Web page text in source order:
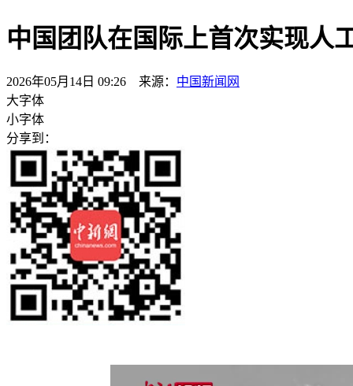
中国团队在国际上首次实现人
2026年05月14日 09:26 来源： 中国新闻网
大字体
小字体
分享到：